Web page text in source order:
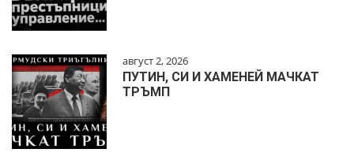
август 2, 2026
ПУТИН, СИ И ХАМЕНЕЙ МАЧКАТ
ТРЪМП